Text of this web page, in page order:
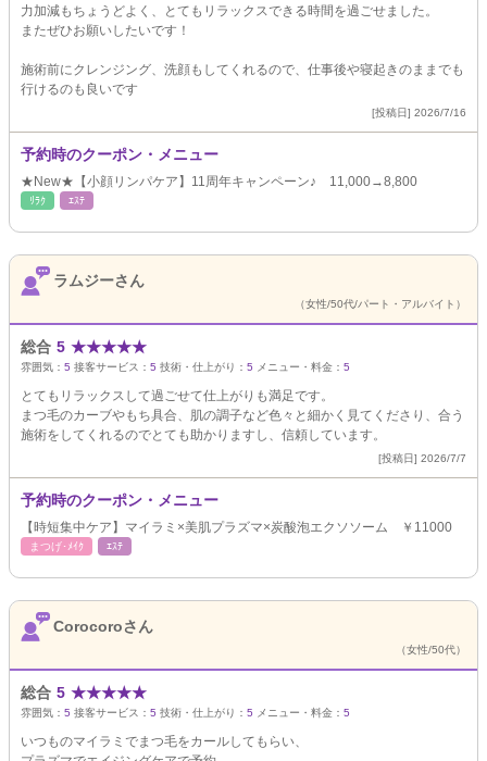
力加減もちょうどよく、とてもリラックスできる時間を過ごせました。
またぜひお願いしたいです！
施術前にクレンジング、洗顔もしてくれるので、仕事後や寝起きのままでも
行けるのも良いです
[投稿日] 2026/7/16
予約時のクーポン・メニュー
★New★【小顔リンパケア】11周年キャンペーン♪ 11,000→8,800
ﾘﾗｸ ｴｽﾃ
ラムジーさん
（女性/50代/パート・アルバイト）
総合 5 ★★★★★
雰囲気： 5 接客サービス： 5 技術・仕上がり： 5 メニュー・料金： 5
とてもリラックスして過ごせて仕上がりも満足です。
まつ毛のカーブやもち具合、肌の調子など色々と細かく見てくださり、合う
施術をしてくれるのでとても助かりますし、信頼しています。
[投稿日] 2026/7/7
予約時のクーポン・メニュー
【時短集中ケア】マイラミ×美肌プラズマ×炭酸泡エクソソーム ￥11000
まつげ･ﾒｲｸ ｴｽﾃ
Corocoroさん
（女性/50代）
総合 5 ★★★★★
雰囲気： 5 接客サービス： 5 技術・仕上がり： 5 メニュー・料金： 5
いつものマイラミでまつ毛をカールしてもらい、